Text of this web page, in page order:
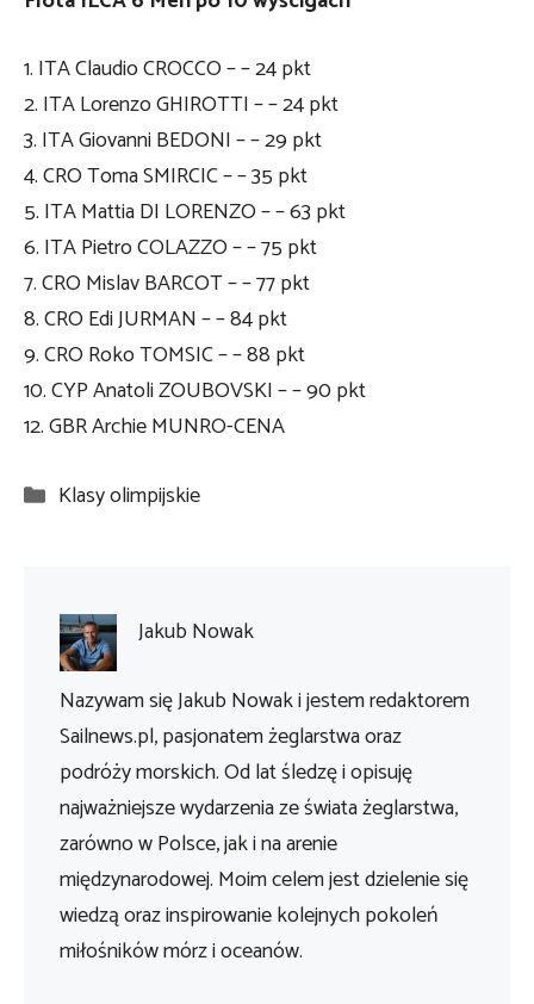
1. ITA Claudio CROCCO – – 24 pkt
2. ITA Lorenzo GHIROTTI – – 24 pkt
3. ITA Giovanni BEDONI – – 29 pkt
4. CRO Toma SMIRCIC – – 35 pkt
5. ITA Mattia DI LORENZO – – 63 pkt
6. ITA Pietro COLAZZO – – 75 pkt
7. CRO Mislav BARCOT – – 77 pkt
8. CRO Edi JURMAN – – 84 pkt
9. CRO Roko TOMSIC – – 88 pkt
10. CYP Anatoli ZOUBOVSKI – – 90 pkt
12. GBR Archie MUNRO-CENA
Kategorie
Klasy olimpijskie
Jakub Nowak
Nazywam się Jakub Nowak i jestem redaktorem
Sailnews.pl, pasjonatem żeglarstwa oraz
podróży morskich. Od lat śledzę i opisuję
najważniejsze wydarzenia ze świata żeglarstwa,
zarówno w Polsce, jak i na arenie
międzynarodowej. Moim celem jest dzielenie się
wiedzą oraz inspirowanie kolejnych pokoleń
miłośników mórz i oceanów.